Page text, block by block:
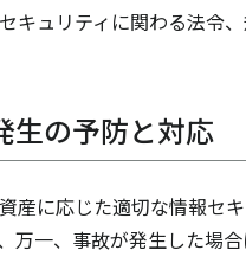
キュリティに関わる法令
生の予防と対応
産に応じた適切な情報セ
万一、事故が発生した場